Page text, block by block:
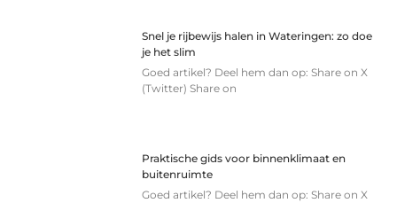
Snel je rijbewijs halen in Wateringen: zo doe
je het slim
Goed artikel? Deel hem dan op: Share on X
(Twitter) Share on
Praktische gids voor binnenklimaat en
buitenruimte
Goed artikel? Deel hem dan op: Share on X